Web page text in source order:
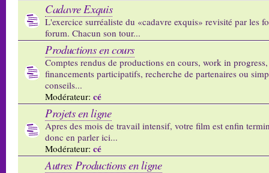
Cadavre Exquis
L'exercice surréaliste du «cadavre exquis» revisité par les
forum. Chacun son tour...
Productions en cours
Comptes rendus de productions en cours, work in
financements participatifs, recherche de partenaires ou
conseils...
Modérateur: cé
Projets en ligne
Apres des mois de travail intensif, votre film est enfin
donc en parler ici...
Modérateur: cé
Autres Productions en ligne